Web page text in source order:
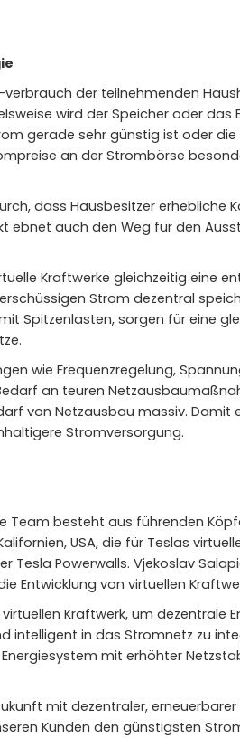
der teilnehmenden
wird der Speicher oder das
gerade sehr günstig ist oder
an der Strombörse
dass Hausbesitzer erhebliche
ebnet auch den Weg für den
Kraftwerke gleichzeitig eine
Strom dezentral
Spitzenlasten, sorgen für eine
wie Frequenzregelung,
an teuren
von Netzausbau massiv. Damit
Stromversorgung.
besteht aus führenden
USA, die für Teslas
Powerwalls. Vjekoslav
Entwicklung von virtuellen
Kraftwerk, um dezentrale
intelligent in das Stromnetz zu
mit erhöhter
mit dezentraler,
Kunden den günstigsten